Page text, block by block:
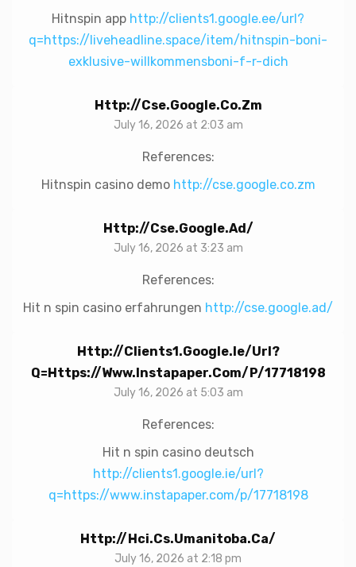
Hitnspin app http://clients1.google.ee/url?
q=https://liveheadline.space/item/hitnspin-boni-
exklusive-willkommensboni-f-r-dich
Http://cse.google.co.zm
July 16, 2026 at 2:03 am
References:
Hitnspin casino demo http://cse.google.co.zm
Http://cse.google.ad/
July 16, 2026 at 3:23 am
References:
Hit n spin casino erfahrungen http://cse.google.ad/
Http://clients1.google.ie/url?
Q=https://www.instapaper.com/p/17718198
July 16, 2026 at 5:03 am
References:
Hit n spin casino deutsch
http://clients1.google.ie/url?
q=https://www.instapaper.com/p/17718198
Http://hci.cs.umanitoba.ca/
July 16, 2026 at 2:18 pm